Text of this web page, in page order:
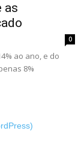
as
0
ao ano, e do
8%